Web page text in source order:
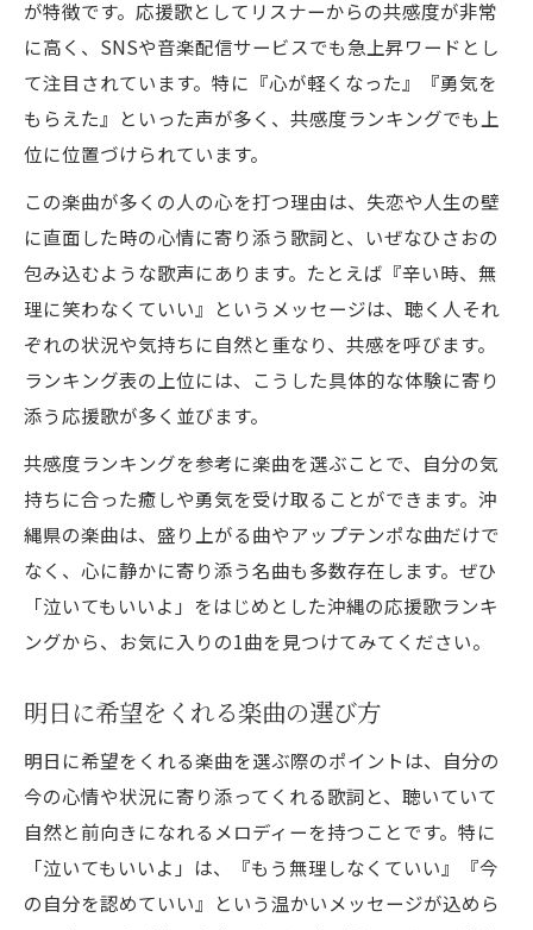
が特徴です。応援歌としてリスナーからの共感度が非常
に高く、SNSや音楽配信サービスでも急上昇ワードとし
て注目されています。特に『心が軽くなった』『勇気を
もらえた』といった声が多く、共感度ランキングでも上
位に位置づけられています。
この楽曲が多くの人の心を打つ理由は、失恋や人生の壁
に直面した時の心情に寄り添う歌詞と、いぜなひさおの
包み込むような歌声にあります。たとえば『辛い時、無
理に笑わなくていい』というメッセージは、聴く人それ
ぞれの状況や気持ちに自然と重なり、共感を呼びます。
ランキング表の上位には、こうした具体的な体験に寄り
添う応援歌が多く並びます。
共感度ランキングを参考に楽曲を選ぶことで、自分の気
持ちに合った癒しや勇気を受け取ることができます。沖
縄県の楽曲は、盛り上がる曲やアップテンポな曲だけで
なく、心に静かに寄り添う名曲も多数存在します。ぜひ
「泣いてもいいよ」をはじめとした沖縄の応援歌ランキ
ングから、お気に入りの1曲を見つけてみてください。
明日に希望をくれる楽曲の選び方
明日に希望をくれる楽曲を選ぶ際のポイントは、自分の
今の心情や状況に寄り添ってくれる歌詞と、聴いていて
自然と前向きになれるメロディーを持つことです。特に
「泣いてもいいよ」は、『もう無理しなくていい』『今
の自分を認めていい』という温かいメッセージが込めら